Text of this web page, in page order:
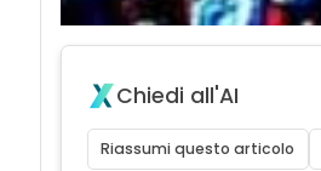
Chiedi all'AI
Riassumi questo articolo